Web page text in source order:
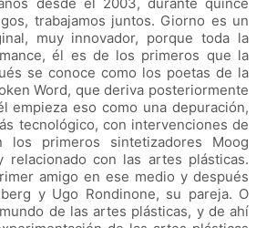
trabajamos juntos. Giorno es un
muy innovador, porque toda la
él es de los primeros que la
se conoce como los poetas de la
Word, que deriva posteriormente
empieza eso como una depuración,
tecnológico, con intervenciones de
primeros sintetizadores Moog
relacionado con las artes plásticas.
amigo en ese medio y después
y Ugo Rondinone, su pareja. O
de las artes plásticas, y de ahí